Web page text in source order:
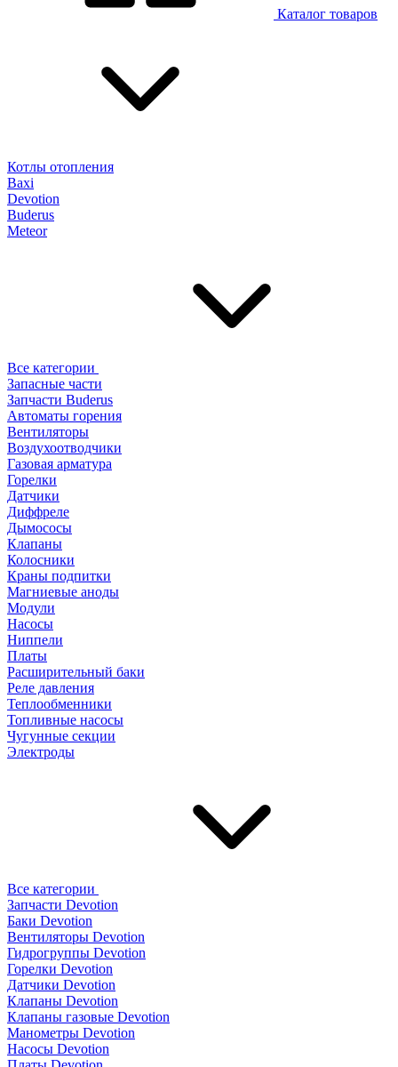
Каталог товаров
Котлы отопления
Baxi
Devotion
Buderus
Meteor
Все категории
Запасные части
Запчасти Buderus
Автоматы горения
Вентиляторы
Воздухоотводчики
Газовая арматура
Горелки
Датчики
Диффреле
Дымососы
Клапаны
Колосники
Краны подпитки
Магниевые аноды
Модули
Насосы
Ниппели
Платы
Расширительный баки
Реле давления
Теплообменники
Топливные насосы
Чугунные секции
Электроды
Все категории
Запчасти Devotion
Баки Devotion
Вентиляторы Devotion
Гидрогруппы Devotion
Горелки Devotion
Датчики Devotion
Клапаны Devotion
Клапаны газовые Devotion
Манометры Devotion
Насосы Devotion